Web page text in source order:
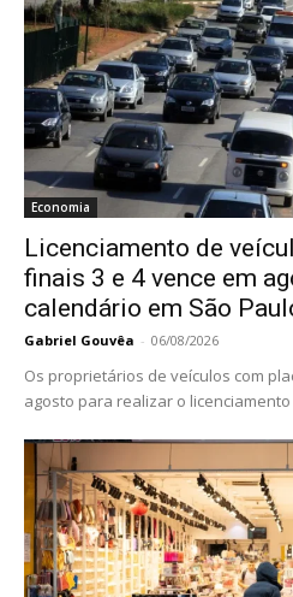
Economia
Licenciamento de
finais 3 e 4 vence em
calendário em São
Gabriel Gouvêa - 06/08/2026
Os proprietários de veículos com
agosto para realizar o